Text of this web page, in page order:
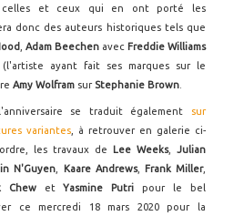
celles et ceux qui en ont porté les
donc des auteurs historiques tels que
Adam Beechen avec Freddie Williams
(l'artiste ayant fait ses marques sur le
Amy Wolfram sur Stephanie Brown
se traduit également sur
variantes , à retrouver en galerie ci-
les travaux de Lee Weeks, Julian
N'Guyen Kaare Andrews, Frank Miller,
Chew etYasmine Putripour le bel
ce mercredi 18 mars 2020 pour la